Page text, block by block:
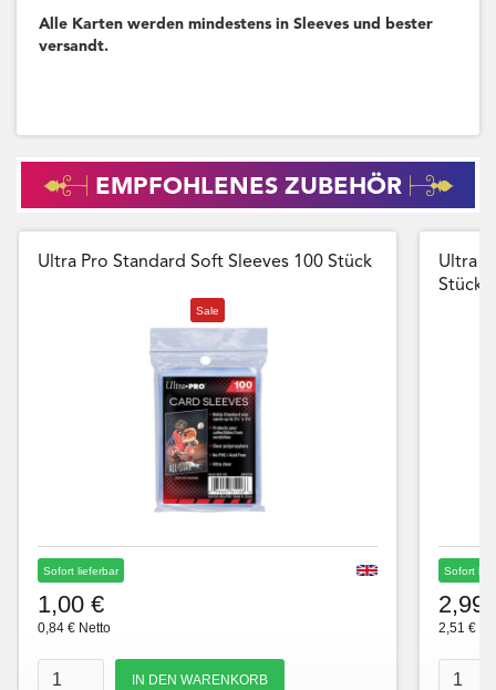
Alle Karten werden mindestens in Sleeves und bester
versandt.
EMPFOHLENES ZUBEHÖR
Ultra Pro Standard Soft Sleeves 100 Stück
Sale
Sofort lieferbar
1,00 €
0,84 € Netto
Ultra
Stück
Sofort
2,99
2,51 €